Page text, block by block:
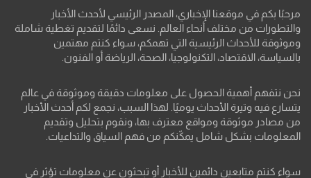
مرحبًا بكم في موقعنا الإخباري، المصدر الرئيسي لأحدث الأخبار
والتطورات من مختلف أنحاء العالم. نسعى دائمًا لتقديم تغطية شاملة
وموثوقة للأحداث الرئيسية التي تهمكم، سواء كنتم مهتمين
بالسياسة، الاقتصاد، التكنولوجيا، الصحة، الرياضة أو الفنون.
نحن نتفهم أهمية الحصول على معلومات دقيقة وموثوقة في عالم
يتسارع فيه وتيرة الأحداث يوميًا. لهذا السبب، نجمع لكم أحدث الأخبار
من مصادر موثوقة ومواقع معترف بها، ونقوم بتحليل وتقديم
المعلومات بشكل شامل يمكّنكم من فهم السياق والتداعيات.
سواء كنتم متابعين دائمين للأخبار أو تبحثون عن معلومات تؤثر في